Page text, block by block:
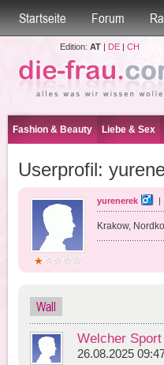
Startseite Forum
Edition: AT| DE| CH
Fashion & Beauty Liebe & Sex
Userprofil:
yurenerek |
Krakow,
Wall
Welcher
26.08.2025